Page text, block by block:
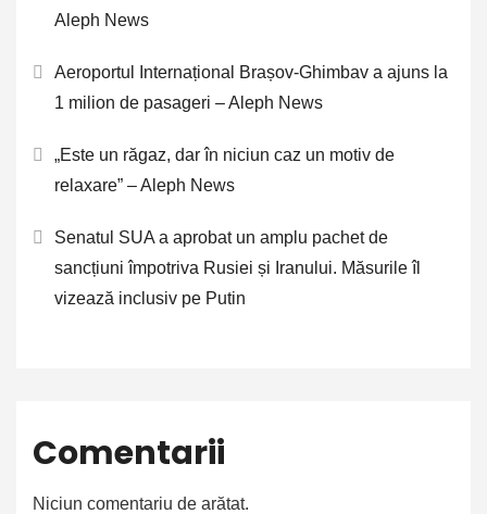
Aleph News
Aeroportul Internațional Brașov-Ghimbav a ajuns la
1 milion de pasageri – Aleph News
„Este un răgaz, dar în niciun caz un motiv de
relaxare” – Aleph News
Senatul SUA a aprobat un amplu pachet de
sancțiuni împotriva Rusiei și Iranului. Măsurile îl
vizează inclusiv pe Putin
Comentarii
Niciun comentariu de arătat.